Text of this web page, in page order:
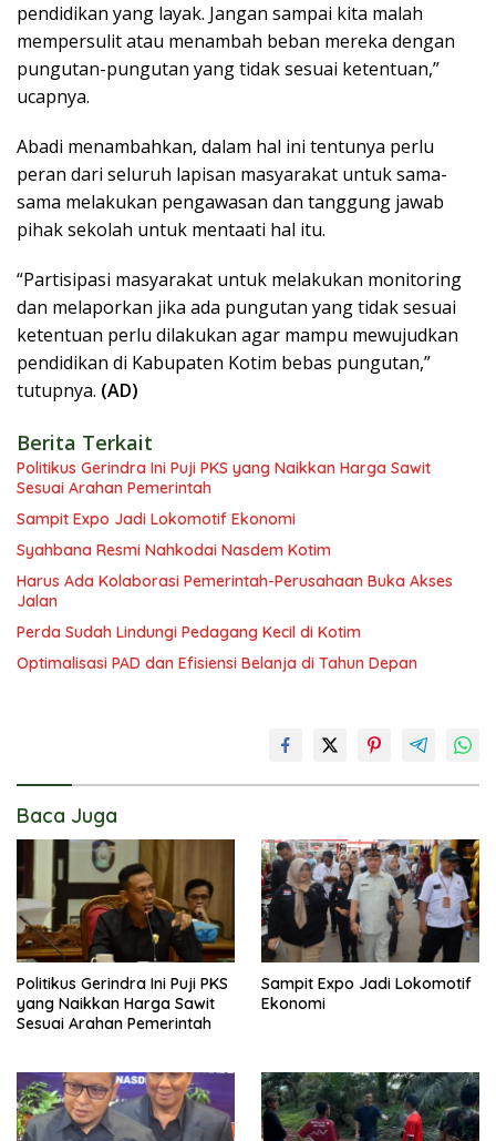
pendidikan yang layak. Jangan sampai kita malah
mempersulit atau menambah beban mereka dengan
pungutan-pungutan yang tidak sesuai ketentuan,”
ucapnya.
Abadi menambahkan, dalam hal ini tentunya perlu
peran dari seluruh lapisan masyarakat untuk sama-
sama melakukan pengawasan dan tanggung jawab
pihak sekolah untuk mentaati hal itu.
“Partisipasi masyarakat untuk melakukan monitoring
dan melaporkan jika ada pungutan yang tidak sesuai
ketentuan perlu dilakukan agar mampu mewujudkan
pendidikan di Kabupaten Kotim bebas pungutan,”
tutupnya. (AD)
Berita Terkait
Politikus Gerindra Ini Puji PKS yang Naikkan Harga Sawit
Sesuai Arahan Pemerintah
Sampit Expo Jadi Lokomotif Ekonomi
Syahbana Resmi Nahkodai Nasdem Kotim
Harus Ada Kolaborasi Pemerintah-Perusahaan Buka Akses
Jalan
Perda Sudah Lindungi Pedagang Kecil di Kotim
Optimalisasi PAD dan Efisiensi Belanja di Tahun Depan
Baca Juga
Politikus Gerindra Ini Puji PKS
yang Naikkan Harga Sawit
Sesuai Arahan Pemerintah
Sampit Expo Jadi Lokomotif
Ekonomi